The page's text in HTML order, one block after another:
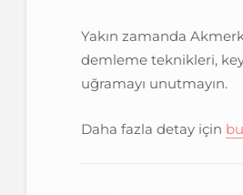
Yakın zamanda
demleme teknikleri,
uğramayı unutmayın.
Daha fazla detay için